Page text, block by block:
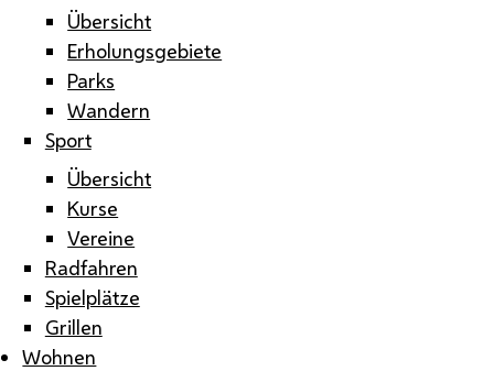
Übersicht
Erholungsgebiete
Parks
Wandern
Sport
Übersicht
Kurse
Vereine
Radfahren
Spielplätze
Grillen
Wohnen